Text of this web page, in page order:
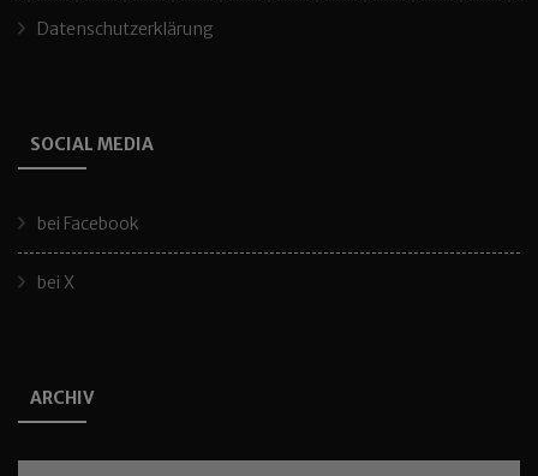
Datenschutzerklärung
SOCIAL MEDIA
bei Facebook
bei X
ARCHIV